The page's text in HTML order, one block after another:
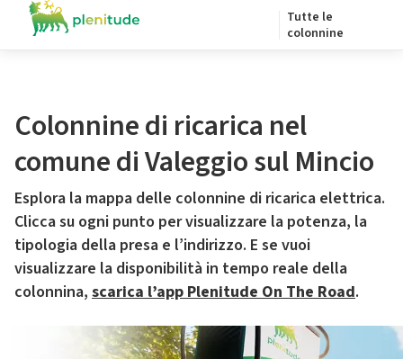
Tutte le
colonnine
Colonnine di ricarica nel
comune di Valeggio sul Mincio
Esplora la mappa delle colonnine di ricarica elettrica.
Clicca su ogni punto per visualizzare la potenza, la
tipologia della presa e l’indirizzo. E se vuoi
visualizzare la disponibilità in tempo reale della
colonnina, scarica l’app Plenitude On The Road.